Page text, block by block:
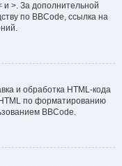
и >. За дополнительной
по BBCode, ссылка на
и обработка HTML-кода
по форматированию
BBCode.